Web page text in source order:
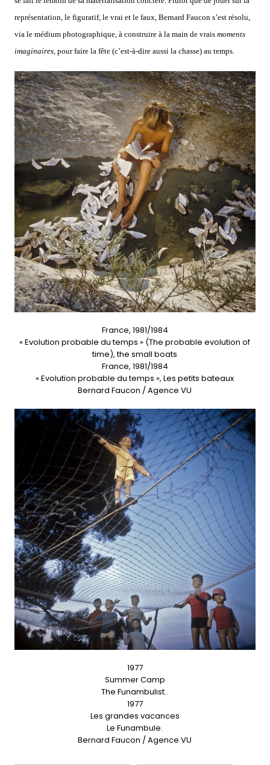
représentation, le figuratif, le vrai et le faux, Bernard Faucon s’est résolu,
via le médium photographique, à construire à la main de vrais moments
imaginaires, pour faire la fête (c’est-à-dire aussi la chasse) au temps.
France, 1981/1984
« Evolution probable du temps » (The probable evolution of
time), the small boats
France, 1981/1984
« Evolution probable du temps », Les petits bateaux
Bernard Faucon / Agence VU
1977
Summer Camp
The Funambulist..
1977
Les grandes vacances
Le Funambule.
Bernard Faucon / Agence VU